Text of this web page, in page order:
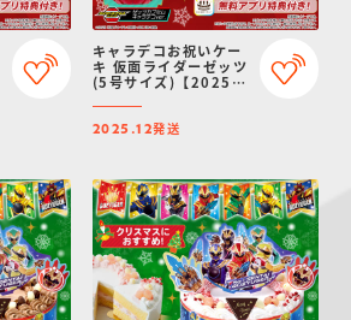
キャラデコお祝いケー
キ 仮面ライダーゼッツ
(5号サイズ)【2025年
予約】
2025.12発送